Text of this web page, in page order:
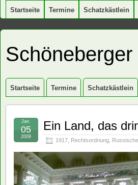
Startseite Termine Schatzkästlein
Schöneberger
Startseite Termine Schatzkästlein
Ein Land, das
1917 Rechtsordnung
Jan.
05
2009